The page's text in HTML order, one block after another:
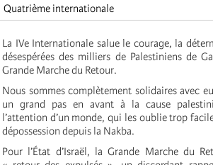
Quatrième internationale
La IVe Internationale salue le courage, la
désespérées des milliers de Palestiniens de
Grande Marche du Retour.
Nous sommes complètement solidaires avec
un grand pas en avant à la cause
l’attention d’un monde, qui les oublie trop
dépossession depuis la Nakba.
Pour l’État d’Israël, la Grande Marche du